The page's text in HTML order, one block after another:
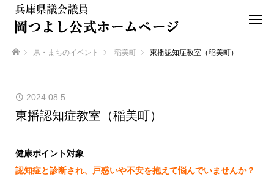
県・まちのイベント 稲美町 東播認知症教室（稲美町）
2024.08.5
東播認知症教室（稲美町）
健康ポイント対象
認知症と診断され、戸惑いや不安を抱えて悩んでいませんか？